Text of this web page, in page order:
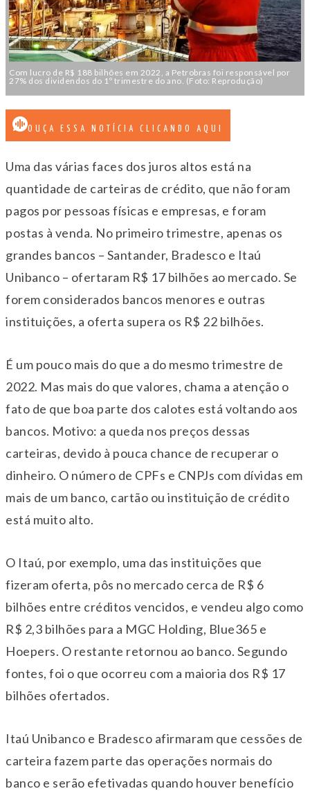
Com lucro de R$ 188 bilhões em 2022, a Petrobras foi responsável por
27% dos dividendos do 1º trimestre do ano. (Foto: Reprodução)
OUÇA ESSA NOTÍCIA CLICANDO AQUI
Uma das várias faces dos juros altos está na
quantidade de carteiras de crédito, que não foram
pagos por pessoas físicas e empresas, e foram
postas à venda. No primeiro trimestre, apenas os
grandes bancos – Santander, Bradesco e Itaú
Unibanco – ofertaram R$ 17 bilhões ao mercado. Se
forem considerados bancos menores e outras
instituições, a oferta supera os R$ 22 bilhões.
É um pouco mais do que a do mesmo trimestre de
2022. Mas mais do que valores, chama a atenção o
fato de que boa parte dos calotes está voltando aos
bancos. Motivo: a queda nos preços dessas
carteiras, devido à pouca chance de recuperar o
dinheiro. O número de CPFs e CNPJs com dívidas em
mais de um banco, cartão ou instituição de crédito
está muito alto.
O Itaú, por exemplo, uma das instituições que
fizeram oferta, pôs no mercado cerca de R$ 6
bilhões entre créditos vencidos, e vendeu algo como
R$ 2,3 bilhões para a MGC Holding, Blue365 e
Hoepers. O restante retornou ao banco. Segundo
fontes, foi o que ocorreu com a maioria dos R$ 17
bilhões ofertados.
Itaú Unibanco e Bradesco afirmaram que cessões de
carteira fazem parte das operações normais do
banco e serão efetivadas quando houver benefício